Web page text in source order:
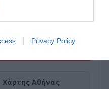
Privacy Policy
Αθήνας